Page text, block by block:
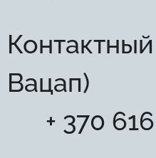
Вацап)
☎ + 370